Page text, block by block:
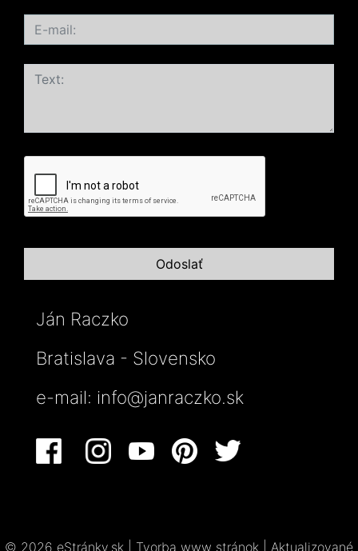
Ján Raczko
Bratislava - Slovensko
e-mail: info@janraczko.sk
© 2026 eStránky.sk Tvorba www stránok Aktualizované